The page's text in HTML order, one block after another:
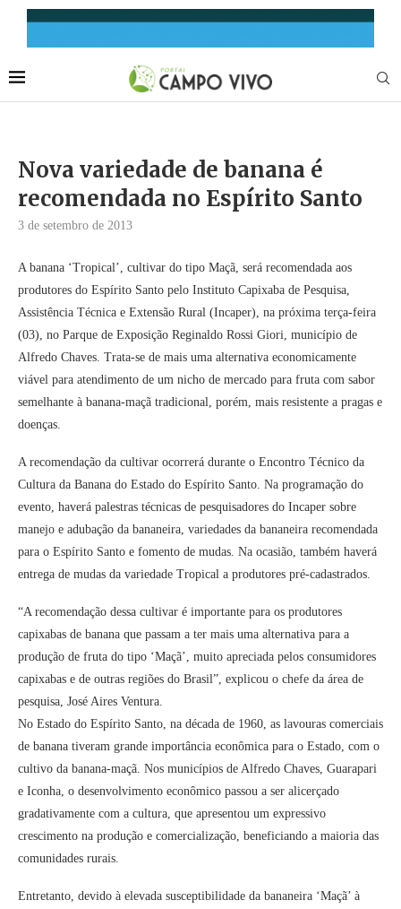
Nova variedade de banana é
recomendada no Espírito Santo
3 de setembro de 2013
A banana ‘Tropical’, cultivar do tipo Maçã, será recomendada aos
produtores do Espírito Santo pelo Instituto Capixaba de Pesquisa,
Assistência Técnica e Extensão Rural (Incaper), na próxima terça-feira
(03), no Parque de Exposição Reginaldo Rossi Giori, município de
Alfredo Chaves. Trata-se de mais uma alternativa economicamente
viável para atendimento de um nicho de mercado para fruta com sabor
semelhante à banana-maçã tradicional, porém, mais resistente a pragas e
doenças.
A recomendação da cultivar ocorrerá durante o Encontro Técnico da
Cultura da Banana do Estado do Espírito Santo. Na programação do
evento, haverá palestras técnicas de pesquisadores do Incaper sobre
manejo e adubação da bananeira, variedades da bananeira recomendada
para o Espírito Santo e fomento de mudas. Na ocasião, também haverá
entrega de mudas da variedade Tropical a produtores pré-cadastrados.
“A recomendação dessa cultivar é importante para os produtores
capixabas de banana que passam a ter mais uma alternativa para a
produção de fruta do tipo ‘Maçã’, muito apreciada pelos consumidores
capixabas e de outras regiões do Brasil”, explicou o chefe da área de
pesquisa, José Aires Ventura.
No Estado do Espírito Santo, na década de 1960, as lavouras comerciais
de banana tiveram grande importância econômica para o Estado, com o
cultivo da banana-maçã. Nos municípios de Alfredo Chaves, Guarapari
e Iconha, o desenvolvimento econômico passou a ser alicerçado
gradativamente com a cultura, que apresentou um expressivo
crescimento na produção e comercialização, beneficiando a maioria das
comunidades rurais.
Entretanto, devido à elevada susceptibilidade da bananeira ‘Maçã’ à